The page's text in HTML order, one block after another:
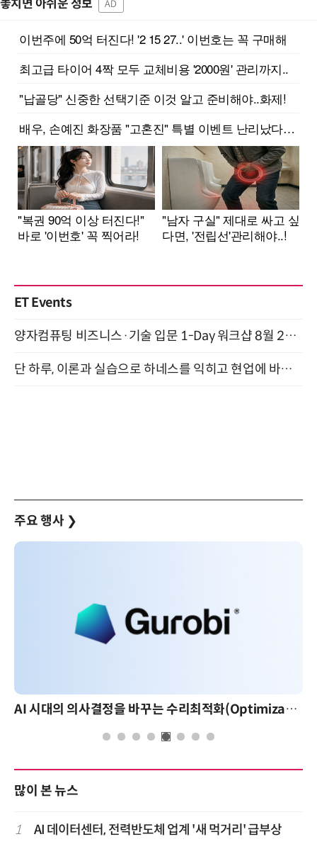
놓치면 아쉬운 정보 AD
ET Events
양자컴퓨팅 비즈니스·기술 입문 1-Day 워크샵 8월 28일 개최
단 하루, 이론과 실습으로 하네스를 익히고 현업에 바로 쓰는 핸즈온 워크숍 (8/20)
주요 행사 ❯
AI 시대의 의사결정을 바꾸는 수리최적화(Optimization): 실제 산업 적용 사례와 활용 전략
많이 본 뉴스
1 AI 데이터센터, 전력반도체 업계 '새 먹거리' 급부상